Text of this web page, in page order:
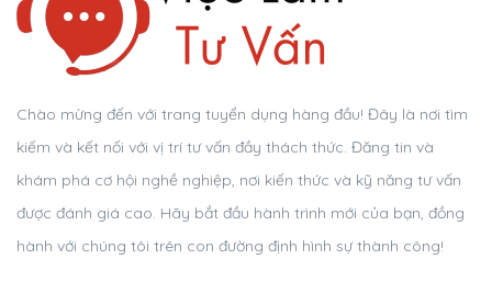
Chào mừng đến với trang tuyển dụng hàng đầu! Đây là nơi tìm
kiếm và kết nối với vị trí tư vấn đầy thách thức. Đăng tin và
khám phá cơ hội nghề nghiệp, nơi kiến thức và kỹ năng tư vấn
được đánh giá cao. Hãy bắt đầu hành trình mới của bạn, đồng
hành với chúng tôi trên con đường định hình sự thành công!